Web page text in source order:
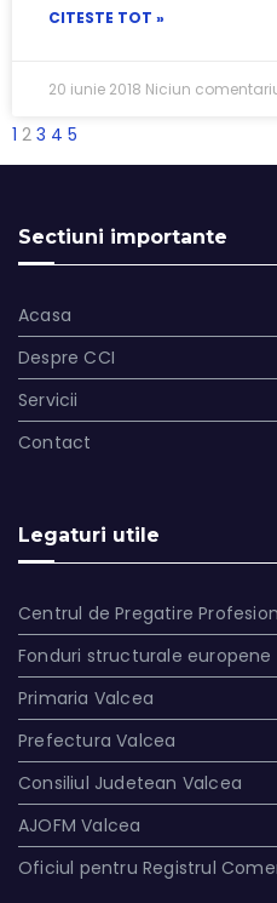
CITESTE TOT »
20 iunie 2018 Niciun
1 2 3 4 5
Sectiuni importante
Acasa
Despre CCI
Servicii
Contact
Legaturi utile
Centrul de Pregatire
Fonduri structurale europene
Primaria Valcea
Prefectura Valcea
Consiliul Judetean Valcea
AJOFM Valcea
Oficiul pentru Registrul